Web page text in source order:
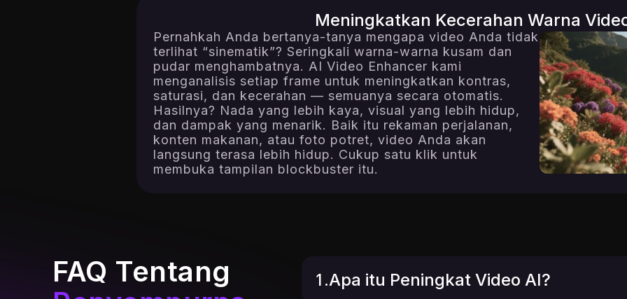
Meningkatkan Kecerahan Warna
Pernahkah Anda bertanya-tanya mengapa video Anda tidak
terlihat “sinematik”? Seringkali warna-warna kusam dan
pudar menghambatnya. AI Video Enhancer kami
menganalisis setiap frame untuk meningkatkan kontras,
saturasi, dan kecerahan — semuanya secara otomatis.
Hasilnya? Nada yang lebih kaya, visual yang lebih hidup,
dan dampak yang menarik. Baik itu rekaman perjalanan,
konten makanan, atau foto potret, video Anda akan
langsung terasa lebih hidup. Cukup satu klik untuk
membuka tampilan blockbuster itu.
FAQ Tentang
1.Apa itu Peningkat Video AI?